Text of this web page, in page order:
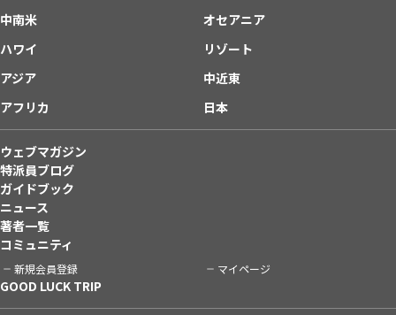
中南米
オセアニア
ハワイ
リゾート
アジア
中近東
アフリカ
日本
ウェブマガジン
特派員ブログ
ガイドブック
ニュース
著者一覧
コミュニティ
新規会員登録 マイページ
GOOD LUCK TRIP